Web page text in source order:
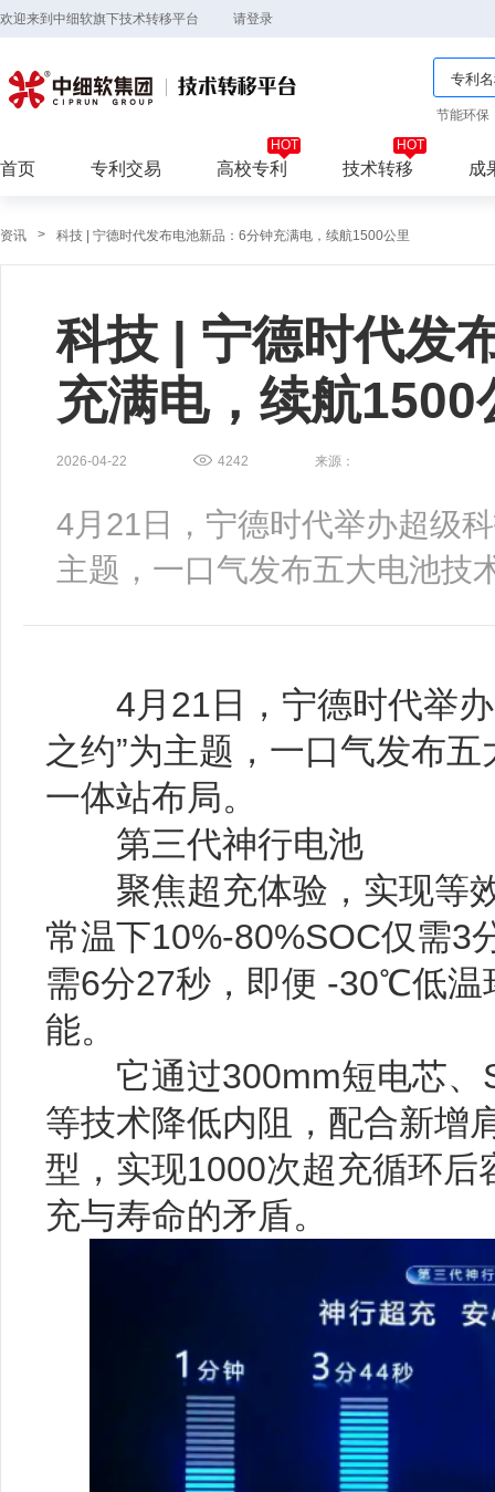
欢迎来到中细软旗下技术转移平台 请登录
节能环保
首页 专利交易 高校专利 技术转移 成
资讯 > 科技 | 宁德时代发布电池新品：6分钟充满电，续航1500公里
科技 | 宁德时代发
充满电，续航1500
2026-04-22 4242 来源：
4月21日，宁德时代举办超级
主题，一口气发布五大电池技
4月21日，宁德时代举办
之约”为主题，一口气发布
一体站布局。
第三代神行电池
聚焦超充体验，实现等
常温下10%-80%SOC仅需3
需6分27秒，即便 -30℃低温
能。
它通过300mm短电芯、
等技术降低内阻，配合新增
型，实现1000次超充循环
充与寿命的矛盾。